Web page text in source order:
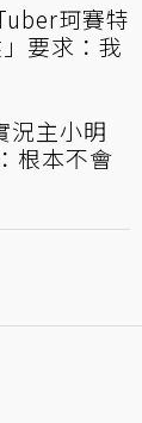
珂賽特
要求：我
況主小明
根本不會